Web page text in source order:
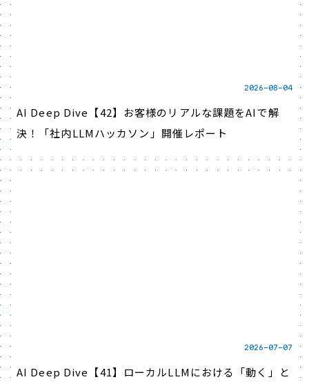
2026-08-04
AI Deep Dive【42】お客様のリアルな課題をAIで解
決！「社内LLMハッカソン」開催レポート
2026-07-07
AI Deep Dive【41】ローカルLLMにおける「動く」と